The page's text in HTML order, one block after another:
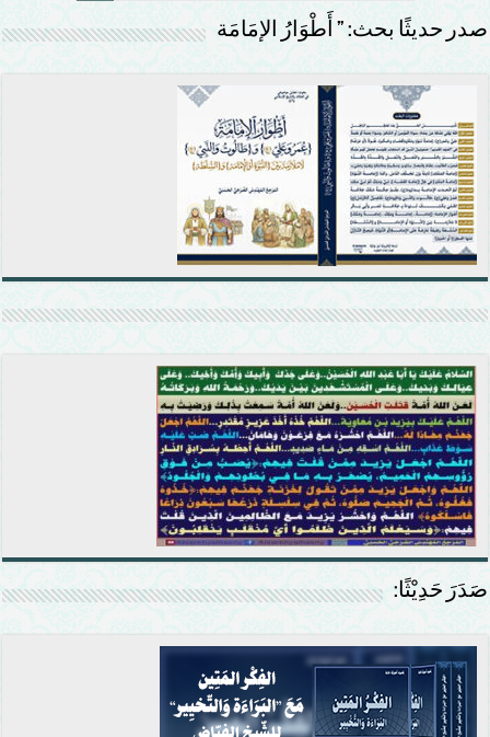
صدر حديثًا بحث: ” أَطْوَارُ الإمَامَة
صَدَرَ حَدِيْثًا: